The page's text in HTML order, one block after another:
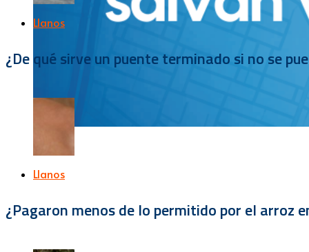
Llanos
¿De qué sirve un puente terminado si no se
Llanos
¿Pagaron menos de lo permitido por el arroz